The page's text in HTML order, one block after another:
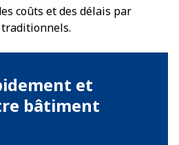
coûts et des délais par
et
bâtiment